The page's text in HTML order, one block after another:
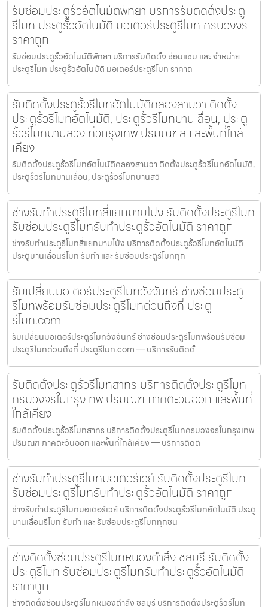
รับซ่อมประตูรั้วอัตโนมัติพัทยา บริการรับติดตั้งประตู
รีโมท ประตูรั้วอัตโนมัติ มอเตอร์ประตูรีโมท ครบวงจร
ราคาถูก
รับซ่อมประตูรั้วอัตโนมัติพัทยา บริการรับติดตั้ง ซ่อมแซม และ จำหน่าย
ประตูรีโมท ประตูรั้วอัตโนมัติ มอเตอร์ประตูรีโมท ราคาถ
รับติดตั้งประตูรั้วรีโมทอัตโนมัติคลองสามวา ติดตั้ง
ประตูรั้วรีโมทอัตโนมัติ, ประตูรั้วรีโมทบานเลื่อน, ประตู
รั้วรีโมทบานสวิง ทั่วกรุงเทพ ปริมณฑล และพื้นที่ใกล้
เคียง
รับติดตั้งประตูรั้วรีโมทอัตโนมัติคลองสามวา ติดตั้งประตูรั้วรีโมทอัตโนมัติ,
ประตูรั้วรีโมทบานเลื่อน, ประตูรั้วรีโมทบานสวิ
ช่างรับทำประตูรีโมทสี่แยกมาบโป่ง รับติดตั้งประตูรีโมท
รับซ่อมประตูรีโมทรับทำประตูรั้วอัตโนมัติ ราคาถูก
ช่างรับทำประตูรีโมทสี่แยกมาบโป่ง บริการติดตั้งประตูรั้วรีโมทอัตโนมัติ
ประตูบานเลื่อนรีโมท รับทำ และ รับซ่อมประตูรีโมททุก
รับเปลี่ยนมอเตอร์ประตูรีโมทวังจันทร์ ช่างซ่อมประตู
รีโมทพร้อมรับซ่อมประตูรีโมทด่วนถึงที่ ประตู
รีโมท.com
รับเปลี่ยนมอเตอร์ประตูรีโมทวังจันทร์ ช่างซ่อมประตูรีโมทพร้อมรับซ่อม
ประตูรีโมทด่วนถึงที่ ประตูรีโมท.com — บริการรับติดตั้
รับติดตั้งประตูรั้วรีโมทสาทร บริการติดตั้งประตูรีโมท
ครบวงจรในกรุงเทพ ปริมณฑ ภาคตะวันออก และพื้นที่
ใกล้เคียง
รับติดตั้งประตูรั้วรีโมทสาทร บริการติดตั้งประตูรีโมทครบวงจรในกรุงเทพ
ปริมณฑ ภาคตะวันออก และพื้นที่ใกล้เคียง — บริการติดต
ช่างรับทำประตูรีโมทมอเตอร์เวย์ รับติดตั้งประตูรีโมท
รับซ่อมประตูรีโมทรับทำประตูรั้วอัตโนมัติ ราคาถูก
ช่างรับทำประตูรีโมทมอเตอร์เวย์ บริการติดตั้งประตูรั้วรีโมทอัตโนมัติ ประตู
บานเลื่อนรีโมท รับทำ และ รับซ่อมประตูรีโมททุกชน
ช่างติดตั้งซ่อมประตูรีโมทหนองตำลึง ชลบุรี รับติดตั้ง
ประตูรีโมท รับซ่อมประตูรีโมทรับทำประตูรั้วอัตโนมัติ
ราคาถูก
ช่างติดตั้งซ่อมประตูรีโมทหนองตำลึง ชลบุรี บริการติดตั้งประตูรั้วรีโมท